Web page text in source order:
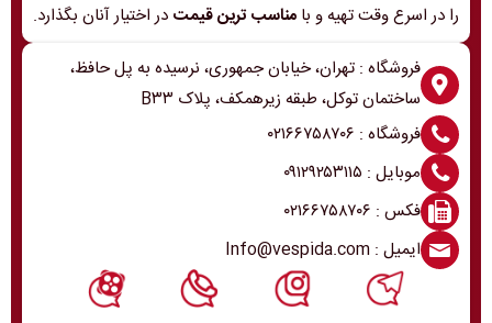
را در اسرع وقت تهیه و با مناسب ترین قیمت در اختیار آنان بگذارد.
فروشگاه : تهران، خیابان جمهوری، نرسیده به پل حافظ،
ساختمان توکل، طبقه زیرهمکف، پلاک B۳۳
فروشگاه : ۰۲۱۶۶۷۵۸۷۰۶
موبایل : ۰۹۱۲۹۲۵۳۱۱۵
فکس : ۰۲۱۶۶۷۵۸۷۰۶
ایمیل : Info@vespida.com